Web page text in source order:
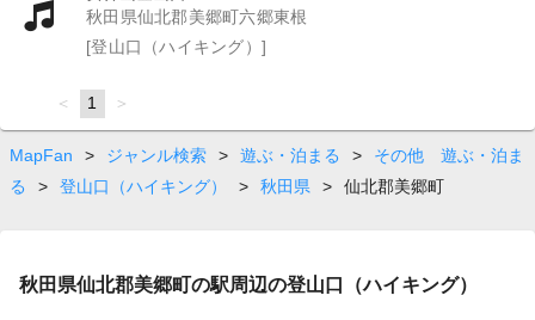
秋田県仙北郡美郷町六郷東根
[登山口（ハイキング）]
page
You're
on
page
1 page
MapFan > ジャンル検索 > 遊ぶ・泊まる >
その他 遊ぶ・泊ま
る
> 登山口（ハイキング） > 秋田県 > 仙北郡美郷町
秋田県仙北郡美郷町の駅周辺の登山口（ハイキング）